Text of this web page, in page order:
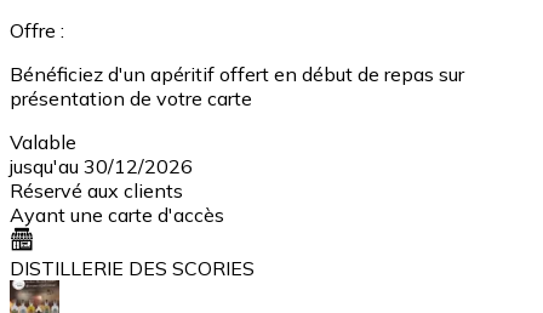
Offre :
Bénéficiez d'un apéritif offert en début de repas sur
présentation de votre carte
Valable
jusqu'au 30/12/2026
Réservé aux clients
Ayant une carte d'accès
DISTILLERIE DES SCORIES